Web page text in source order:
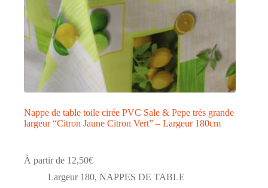
Nappe de table toile cirée PVC Sale & Pepe très grande
largeur “Citron Jaune Citron Vert” – Largeur 180cm
À partir de 12,50€
Largeur 180, NAPPES DE TABLE